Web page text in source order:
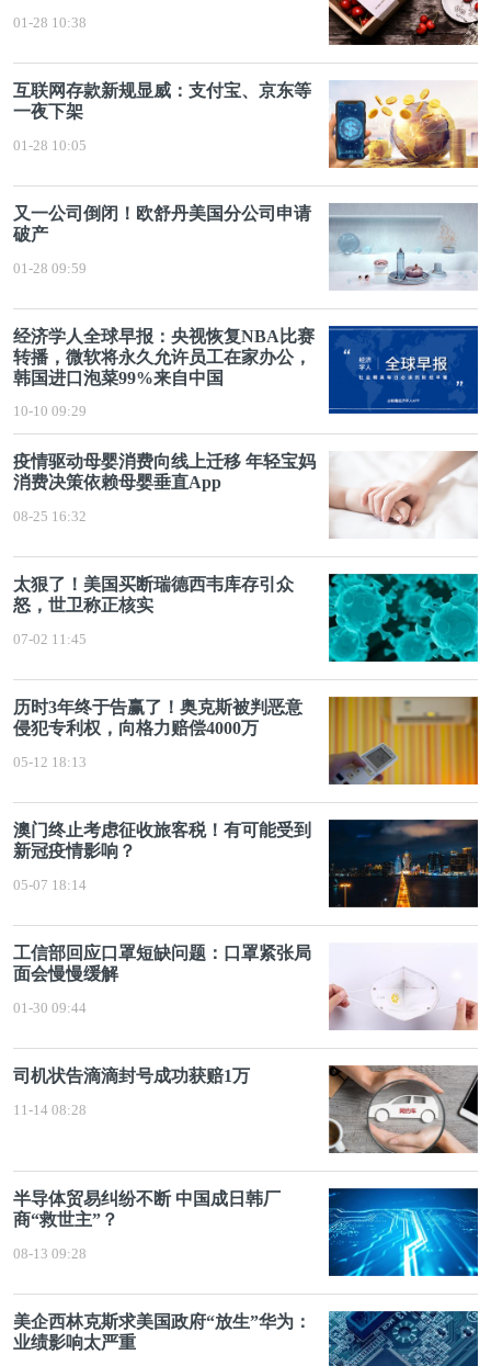
01-28 10:38
互联网存款新规显威：支付宝、京东等
一夜下架
01-28 10:05
又一公司倒闭！欧舒丹美国分公司申请
破产
01-28 09:59
经济学人全球早报：央视恢复NBA比赛
转播，微软将永久允许员工在家办公，
韩国进口泡菜99%来自中国
10-10 09:29
疫情驱动母婴消费向线上迁移 年轻宝妈
消费决策依赖母婴垂直App
08-25 16:32
太狠了！美国买断瑞德西韦库存引众
怒，世卫称正核实
07-02 11:45
历时3年终于告赢了！奥克斯被判恶意
侵犯专利权，向格力赔偿4000万
05-12 18:13
澳门终止考虑征收旅客税！有可能受到
新冠疫情影响？
05-07 18:14
工信部回应口罩短缺问题：口罩紧张局
面会慢慢缓解
01-30 09:44
司机状告滴滴封号成功获赔1万
11-14 08:28
半导体贸易纠纷不断 中国成日韩厂
商“救世主”？
08-13 09:28
美企西林克斯求美国政府“放生”华为：
业绩影响太严重